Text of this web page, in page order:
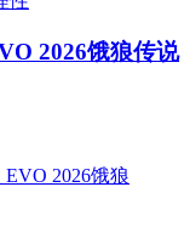
2026饿狼传说